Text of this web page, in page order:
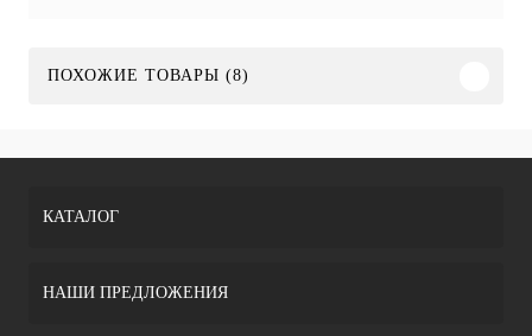
ПОХОЖИЕ ТОВАРЫ (8)
КАТАЛОГ
НАШИ ПРЕДЛОЖЕНИЯ